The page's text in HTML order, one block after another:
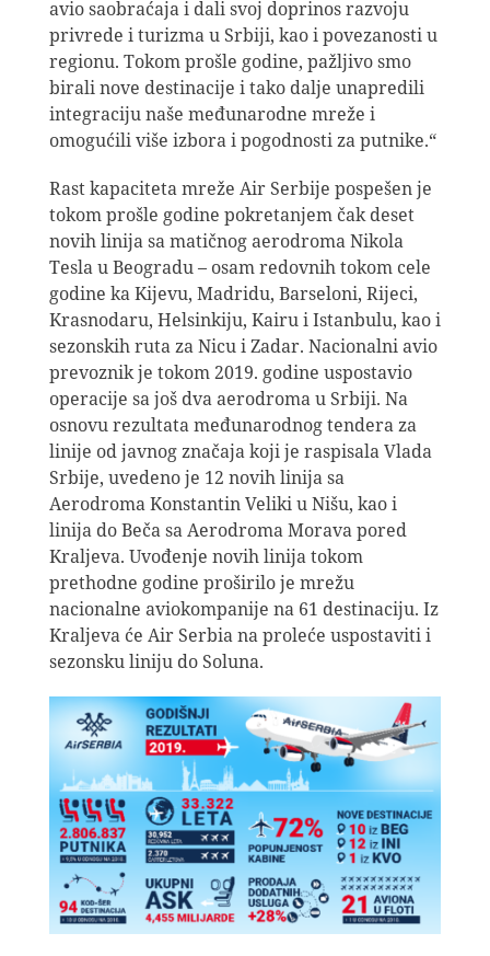
avio saobraćaja i dali svoj doprinos razvoju
privrede i turizma u Srbiji, kao i povezanosti u
regionu. Tokom prošle godine, pažljivo smo
birali nove destinacije i tako dalje unapredili
integraciju naše međunarodne mreže i
omogućili više izbora i pogodnosti za putnike.“
Rast kapaciteta mreže Air Serbije pospešen je
tokom prošle godine pokretanjem čak deset
novih linija sa matičnog aerodroma Nikola
Tesla u Beogradu – osam redovnih tokom cele
godine ka Kijevu, Madridu, Barseloni, Rijeci,
Krasnodaru, Helsinkiju, Kairu i Istanbulu, kao i
sezonskih ruta za Nicu i Zadar. Nacionalni avio
prevoznik je tokom 2019. godine uspostavio
operacije sa još dva aerodroma u Srbiji. Na
osnovu rezultata međunarodnog tendera za
linije od javnog značaja koji je raspisala Vlada
Srbije, uvedeno je 12 novih linija sa
Aerodroma Konstantin Veliki u Nišu, kao i
linija do Beča sa Aerodroma Morava pored
Kraljeva. Uvođenje novih linija tokom
prethodne godine proširilo je mrežu
nacionalne aviokompanije na 61 destinaciju. Iz
Kraljeva će Air Serbia na proleće uspostaviti i
sezonsku liniju do Soluna.